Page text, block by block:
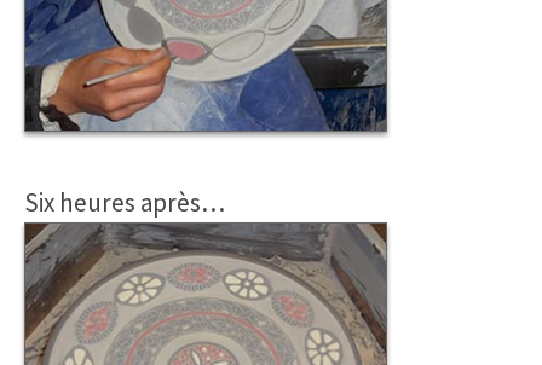
Six heures après…